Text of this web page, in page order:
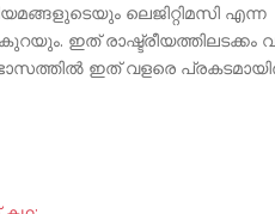
ലെജിറ്റിമസി എന്ന
ഇത് രാഷ്ട്രീയത്തിലടക്കം
ഇത് വളരെ